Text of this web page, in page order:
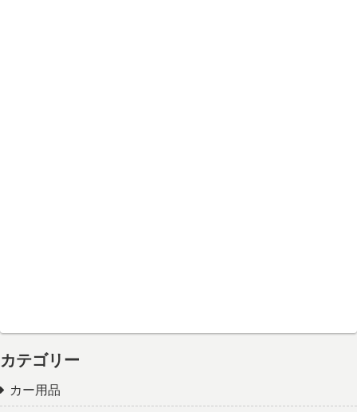
カテゴリー
カー用品